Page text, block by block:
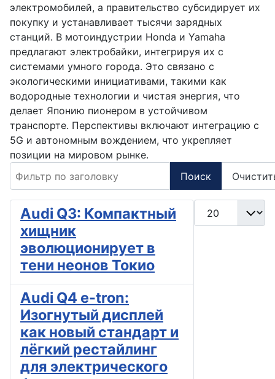
электромобилей, а правительство субсидирует их
покупку и устанавливает тысячи зарядных
станций. В мотоиндустрии Honda и Yamaha
предлагают электробайки, интегрируя их с
системами умного города. Это связано с
экологическими инициативами, такими как
водородные технологии и чистая энергия, что
делает Японию пионером в устойчивом
транспорте. Перспективы включают интеграцию с
5G и автономным вождением, что укрепляет
позиции на мировом рынке.
Поиск
Кол-во строк:
Audi Q3: Компактный
хищник
эволюционирует в
тени неонов Токио
Audi Q4 e-tron:
Изогнутый дисплей
как новый стандарт и
лёгкий рестайлинг
для электрического